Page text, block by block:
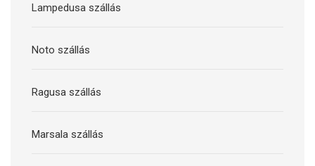
Lampedusa szállás
Noto szállás
Ragusa szállás
Marsala szállás